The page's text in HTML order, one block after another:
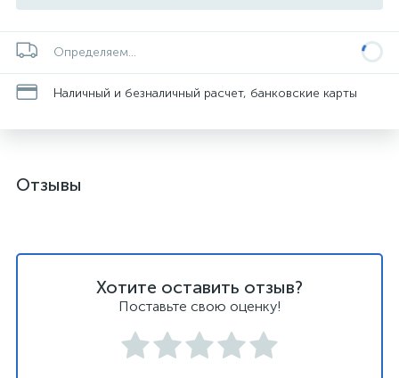
Определяем...
Наличный и безналичный расчет, банковские карты
Отзывы
Хотите оставить отзыв?
Поставьте свою оценку!